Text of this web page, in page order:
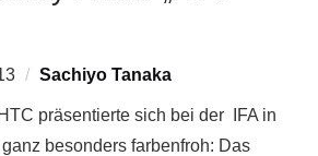
Sachiyo Tanaka
präsentierte sich bei der IFA in
besonders farbenfroh: Das